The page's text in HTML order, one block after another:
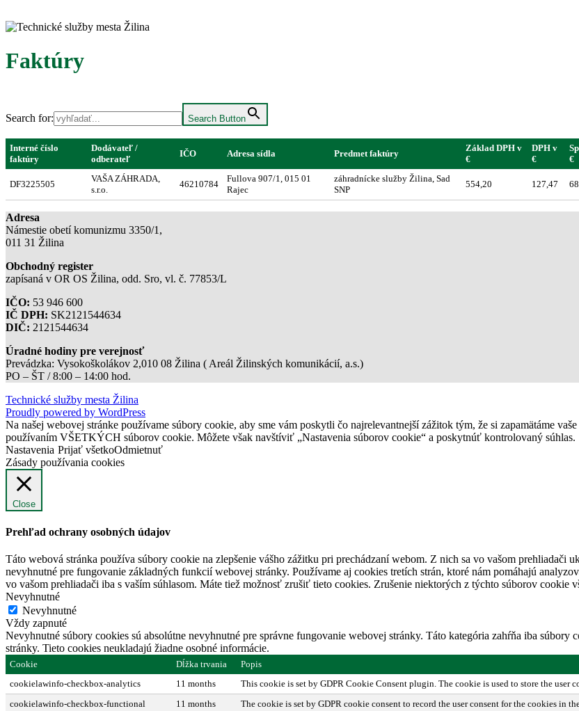
Faktúry
Search for: Search Button
Interné číslo
faktúry
Dodávateľ /
odberateľ
IČO Adresa sídla Predmet faktúry
Základ DPH v
€
DPH v
€
€
DF3225505
VAŠA ZÁHRADA,
s.r.o.
46210784
Fullova 907/1, 015 01
Rajec
záhradnícke služby Žilina, Sad
SNP
554,20 127,47
Adresa
Námestie obetí komunizmu 3350/1,
011 31 Žilina
Obchodný register
zapísaná v OR OS Žilina, odd. Sro, vl. č. 77853/L
IČO: 53 946 600
IČ DPH: SK2121544634
DIČ: 2121544634
Úradné hodiny pre verejnosť
Prevádzka: Vysokoškolákov 2,010 08 Žilina ( Areál Žilinských komunikácií, a.s.)
PO – ŠT / 8:00 – 14:00 hod.
Technické služby mesta Žilina
Proudly powered by WordPress
Na našej webovej stránke používame súbory cookie, aby sme vám poskytli čo najrelevantnejší zážitok tým, že si zapamätáme
používaním VŠETKÝCH súborov cookie. Môžete však navštíviť „Nastavenia súborov cookie“ a poskytnúť kontrolovaný súhlas.
Nastavenia Prijať všetkoOdmietnuť
Zásady používania cookies
Close
Prehľad ochrany osobných údajov
Táto webová stránka používa súbory cookie na zlepšenie vášho zážitku pri prechádzaní webom. Z nich sa vo vašom prehliadači
nevyhnutné pre fungovanie základných funkcií webovej stránky. Používame aj cookies tretích strán, ktoré nám pomáhajú
vo vašom prehliadači iba s vaším súhlasom. Máte tiež možnosť zrušiť tieto cookies. Zrušenie niektorých z týchto súborov cookie
Nevyhnutné
Nevyhnutné
Vždy zapnuté
Nevyhnutné súbory cookies sú absolútne nevyhnutné pre správne fungovanie webovej stránky. Táto kategória zahŕňa iba
stránky. Tieto cookies neukladajú žiadne osobné informácie.
Cookie Dĺžka trvania
Popis
cookielawinfo-checkbox-analytics
11 months
This cookie is set by GDPR Cookie Consent plugin. The cookie is used to store the user
cookielawinfo-checkbox-functional
11 months The cookie is set by GDPR cookie consent to record the user consent for the cookies in